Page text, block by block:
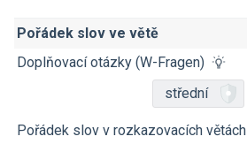
Pořádek slov ve větě
Doplňovací otázky (W-Fragen)
střední
Pořádek slov v rozkazovacích větách